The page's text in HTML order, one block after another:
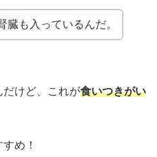
臓も入っているんだ。
けど、これが食いつきがい
め！